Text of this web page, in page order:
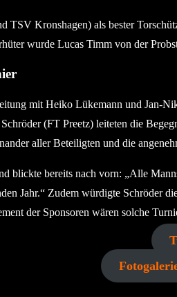
TSV Kronshagen) als bester
wurde Lucas Timm von der
mit Heiko Lükemann und Jan-
(FT Preetz) leiteten die
aller Beteiligten und die
blickte bereits nach vorn: „Alle
Jahr.“ Zudem würdigte Schröder
der Sponsoren wären solche